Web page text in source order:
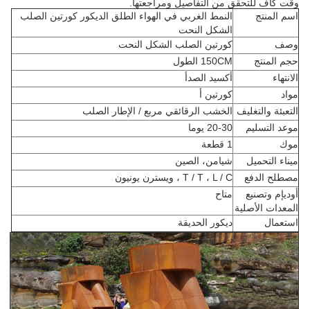
وقت كاف للتحقق من التفاصيل ومراجعتها.
اسم المنتج
النمط الغربي في الهواء الطلق الديكور كورتين الصلب
الشكل النحت
وصف
كورتين الصلب الشكل النحت
حجم المنتج
150CM الطول
الانتهاء
أكسيد الصدأ
مواد
كورتين أ
التعبئة والتغليف
الخشب الرقائقي مربع / الإطار الصلب
موعد التسليم
20-30 يوما
موك
ميناء التحميل
شيامن، الصين
مصطلح الدفع
T / T ، L / C ، ويسترن يونيون
أوديإم وتصنيع
المعدات الأصلية
متاح
استعمال ديكور الحديقة